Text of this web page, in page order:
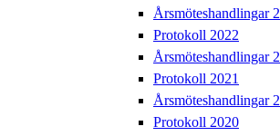
Årsmöteshandlingar
Protokoll 2022
Årsmöteshandlingar
Protokoll 2021
Årsmöteshandlingar
Protokoll 2020